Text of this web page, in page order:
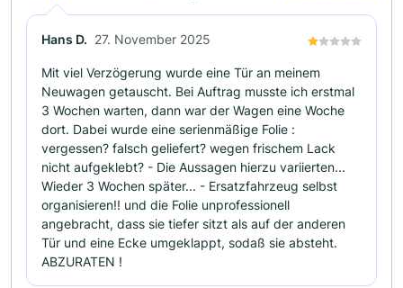
Hans D. 27. November 2025
Mit viel Verzögerung wurde eine Tür an meinem
Neuwagen getauscht. Bei Auftrag musste ich erstmal
3 Wochen warten, dann war der Wagen eine Woche
dort. Dabei wurde eine serienmäßige Folie :
vergessen? falsch geliefert? wegen frischem Lack
nicht aufgeklebt? - Die Aussagen hierzu variierten...
Wieder 3 Wochen später... - Ersatzfahrzeug selbst
organisieren!! und die Folie unprofessionell
angebracht, dass sie tiefer sitzt als auf der anderen
Tür und eine Ecke umgeklappt, sodaß sie absteht.
ABZURATEN !